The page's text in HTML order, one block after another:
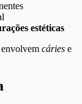
estéticas
envolvem cáries e